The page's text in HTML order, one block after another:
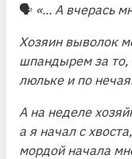
🗣 «... А вчерась
Хозяин выволок
шпандырем за то,
люльке и по
А на неделе
а я начал с
мордой начала